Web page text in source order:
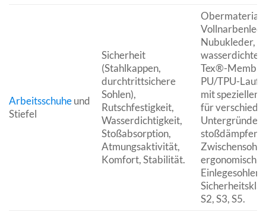
Arbeitsschuheund
Stiefel
Sicherheit
(Stahlkappen,
durchtrittsichere
Sohlen),
Rutschfestigkeit,
Wasserdichtigkeit,
Stoßabsorption,
Atmungsaktivität,
Komfort, Stabilität.
Nubukleder,
wasserdichte
Tex®-
PU/TPU-
mit speziellen
für
Untergründe,
ergonomisch
Einlegesohlen.
S2, S3, S5.